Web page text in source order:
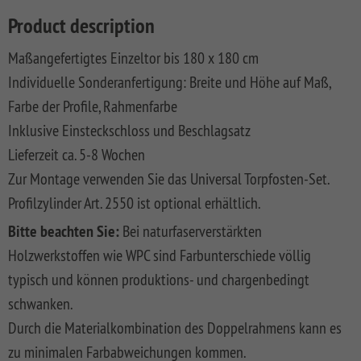
SYSTEM
BOARD
XL
SYSTEM
BOARD
SYSTEM
GLAS
SYSTEM
ALU
XL
SYSTEM
ALU
PLUS
SYSTEM
RHOMBUS
SYSTEM
ROMO
Privacy
Fence
SYSTEM
RHOMBUS
SYSTEM
ALU
XL
SYSTEM
ALU
PLUS
SYSTEM
FLOW
Fences
DESIGN
WPC
ALU
JUMBO
WPC
SYSTEM
NEO
WPC
PLATINUM
SYSTEM
WPC
PLATINUM
XL
SYSTEM
WPC
PLATINUM
Synthetic
Mesh
Fences
WEAVE
LÜX
WEAVE
Softwood
Fences,
Coulour
Varnished
Softwood
Fences,
VPI
Wood
Fences
SYSTEM
NEO
HOLZ
CLEO
LONGLIFE
CARA
XL
LONGLIFE
CARA
Garden
Fences
Made
Of
WPC
And
Metal
SYSTEM
RHOMBUS
Front
Garden
Fence
SQUADRA
Front
Garden
Fence
AROS
Wooden
Front
Garden
Fences
KIBU
Thermo-
Holz
RAJA
Hardwood
PRESTIGE
DREAMDECK
WPC
PLATINUM
DREAMDECK
WPC
BICOLOR
DREAMDECK
WPC
PLUS
DREAMDECK
Lichtsystem
WPC
Floor
Planks
BINTO
System
Playground
WINNETOO
WINNETOO
PRO
Sandboxes
and
Playground
Equipment
Playcenter
And
Swings
Public
Playgrounds
Planters
Thermoholz
Pflanzkästen
Rhombus
Planters
WPC
Planters
Softwood
Planters
pressure
impregnated
Wish
list(0)
Videos
Videos
Materialkunde
Aufbauanleitungen
Händlersuche
Händlersuche
Product description
Maßangefertigtes Einzeltor bis 180 x 180 cm
Individuelle Sonderanfertigung: Breite und Höhe auf Maß,
Farbe der Profile, Rahmenfarbe
Inklusive Einsteckschloss und Beschlagsatz
Lieferzeit ca. 5-8 Wochen
Zur Montage verwenden Sie das Universal Torpfosten-Set.
Profilzylinder Art. 2550 ist optional erhältlich.
Bitte beachten Sie: Bei naturfaserverstärkten
Holzwerkstoffen wie WPC sind Farbunterschiede völlig
typisch und können produktions- und chargenbedingt
schwanken.
Durch die Materialkombination des Doppelrahmens kann es
zu minimalen Farbabweichungen kommen.